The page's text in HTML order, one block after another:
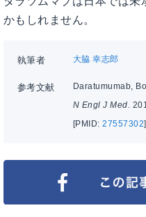
かもしれません。
執筆者 大脇 幸志郎
参考文献
Daratumumab,
N Engl J Med.
[PMID:27557302]